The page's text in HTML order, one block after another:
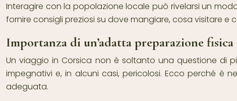
Interagire con la popolazione locale può rivelarsi un
fornire consigli preziosi su dove mangiare, cosa visitare
Importanza di un’adatta preparazione
Un viaggio in Corsica non è soltanto una questione di
impegnativi e, in alcuni casi, pericolosi. Ecco perché è
adeguata.